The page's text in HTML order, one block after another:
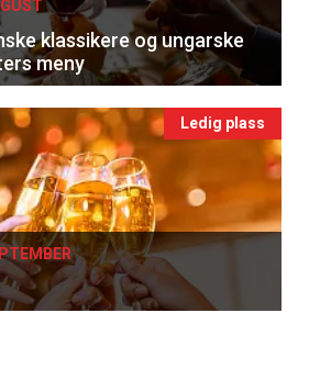
klassikere og ungarske
meny
Ledig plass